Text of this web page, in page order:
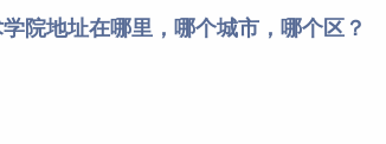
院地址在哪里，哪个城市，哪个区？